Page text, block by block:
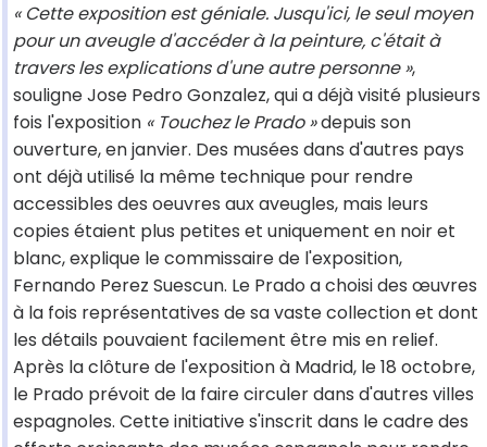
« Cette exposition est géniale. Jusqu'ici, le seul moyen
pour un aveugle d'accéder à la peinture, c'était à
travers les explications d'une autre personne »,
souligne Jose Pedro Gonzalez, qui a déjà visité plusieurs
fois l'exposition « Touchez le Prado »depuis son
ouverture, en janvier. Des musées dans d'autres pays
ont déjà utilisé la même technique pour rendre
accessibles des oeuvres aux aveugles, mais leurs
copies étaient plus petites et uniquement en noir et
blanc, explique le commissaire de l'exposition,
Fernando Perez Suescun. Le Prado a choisi des œuvres
à la fois représentatives de sa vaste collection et dont
les détails pouvaient facilement être mis en relief.
Après la clôture de l'exposition à Madrid, le 18 octobre,
le Prado prévoit de la faire circuler dans d'autres villes
espagnoles. Cette initiative s'inscrit dans le cadre des